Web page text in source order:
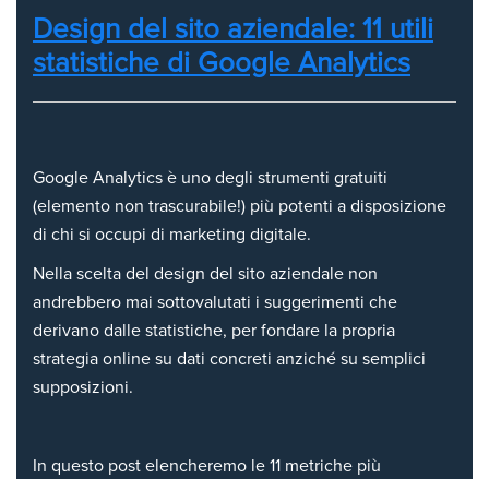
Design del sito aziendale: 11 utili
statistiche di Google Analytics
Google Analytics è uno degli strumenti gratuiti
(elemento non trascurabile!) più potenti a disposizione
di chi si occupi di marketing digitale.
Nella scelta del design del sito aziendale non
andrebbero mai sottovalutati i suggerimenti che
derivano dalle statistiche, per fondare la propria
strategia online su dati concreti anziché su semplici
supposizioni.
In questo post elencheremo le 11 metriche più